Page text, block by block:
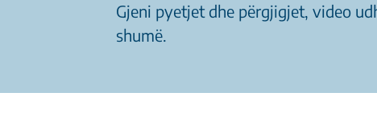
Gjeni pyetjet dhe përgjigjet, video
shumë.